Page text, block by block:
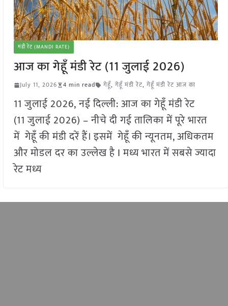
मंडी रेट (MANDI RATE)
आज का गेहूँ मंडी रेट (11 जुलाई 2026)
July 11, 2026 4 min read गेहूँ, गेहूँ मंडी रेट, गेहूँ मंडी रेट आज का
11 जुलाई 2026, नई दिल्ली: आज का गेहूँ मंडी रेट
(11 जुलाई 2026) – नीचे दी गई तालिका में पूरे भारत
में गेहूँ की मंडी दरें हैं। इसमें गेहूँ की न्यूनतम, अधिकतम
और मोडल दर का उल्लेख है I मध्य भारत में सबसे ज्यादा
रेट मध्य